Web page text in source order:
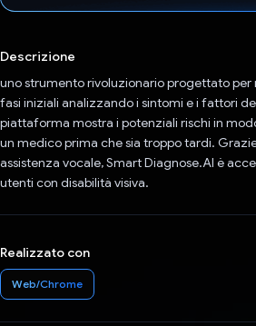
Descrizione
uno strumento rivoluzionario progettato per
fasi iniziali analizzando i sintomi e i fattori
piattaforma mostra i potenziali rischi in
un medico prima che sia troppo tardi.
assistenza vocale, Smart Diagnose.AI è
utenti con disabilità visiva.
Realizzato con
Web/Chrome